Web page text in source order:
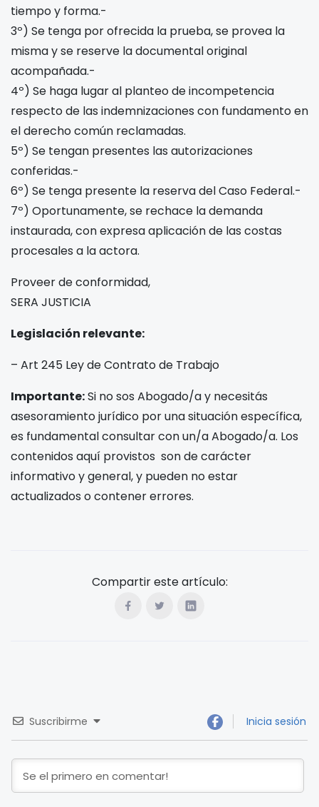
tiempo y forma.-
3º) Se tenga por ofrecida la prueba, se provea la
misma y se reserve la documental original
acompañada.-
4º) Se haga lugar al planteo de incompetencia
respecto de las indemnizaciones con fundamento en
el derecho común reclamadas.
5º) Se tengan presentes las autorizaciones
conferidas.-
6º) Se tenga presente la reserva del Caso Federal.-
7º) Oportunamente, se rechace la demanda
instaurada, con expresa aplicación de las costas
procesales a la actora.
Proveer de conformidad,
SERA JUSTICIA
Legislación relevante:
– Art 245 Ley de Contrato de Trabajo
Importante:Si no sos Abogado/a y necesitás
asesoramiento jurídico por una situación específica,
es fundamental consultar con un/a Abogado/a. Los
contenidos aquí provistos son de carácter
informativo y general, y pueden no estar
actualizados o contener errores.
Compartir este artículo:
Suscribirme Inicia sesión